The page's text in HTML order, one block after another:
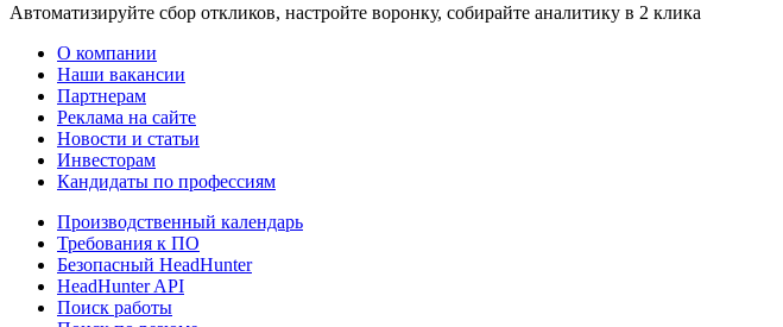
Автоматизируйте сбор откликов, настройте воронку, собирайте аналитику в 2 клика
О компании
Наши вакансии
Партнерам
Реклама на сайте
Новости и статьи
Инвесторам
Кандидаты по профессиям
Производственный календарь
Требования к ПО
Безопасный HeadHunter
HeadHunter API
Поиск работы